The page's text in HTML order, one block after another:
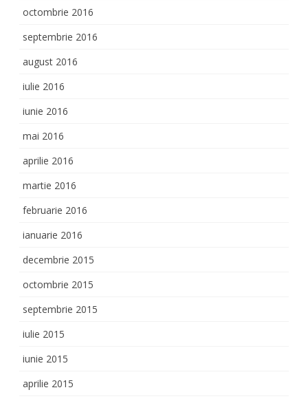
octombrie 2016
septembrie 2016
august 2016
iulie 2016
iunie 2016
mai 2016
aprilie 2016
martie 2016
februarie 2016
ianuarie 2016
decembrie 2015
octombrie 2015
septembrie 2015
iulie 2015
iunie 2015
aprilie 2015